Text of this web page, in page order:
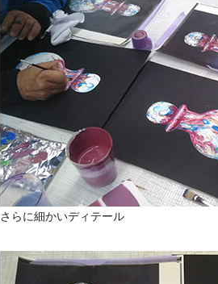
さらに細かいディテール